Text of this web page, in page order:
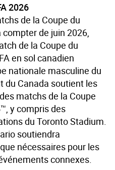
2026
de la Coupe du
de juin 2026,
de la Coupe du
en sol canadien
nationale masculine du
du Canada soutient les
matchs de la Coupe
y compris des
du Toronto Stadium.
soutiendra
nécessaires pour les
connexes.